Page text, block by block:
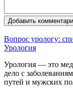
Добавить
Вопрос урологу:
Урология
Урология — это
дело с
путей и мужских